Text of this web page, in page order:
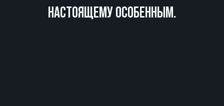
НАСТОЯЩЕМУ ОСОБЕННЫМ.